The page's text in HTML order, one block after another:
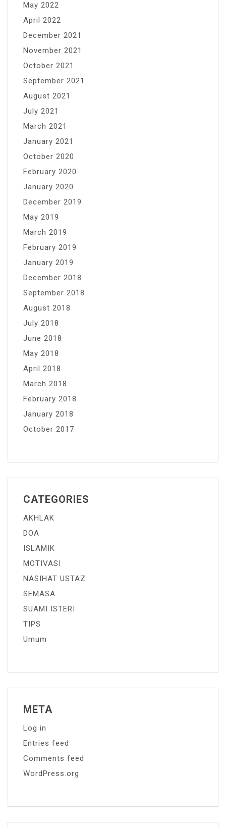
May 2022
April 2022
December 2021
November 2021
October 2021
September 2021
August 2021
July 2021
March 2021
January 2021
October 2020
February 2020
January 2020
December 2019
May 2019
March 2019
February 2019
January 2019
December 2018
September 2018
August 2018
July 2018
June 2018
May 2018
April 2018
March 2018
February 2018
January 2018
October 2017
CATEGORIES
AKHLAK
DOA
ISLAMIK
MOTIVASI
NASIHAT USTAZ
SEMASA
SUAMI ISTERI
TIPS
Umum
META
Log in
Entries feed
Comments feed
WordPress.org